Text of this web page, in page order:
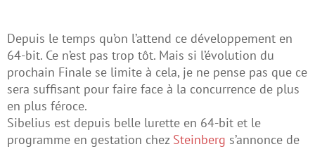
Depuis le temps qu’on l’attend ce développement en
64-bit. Ce n’est pas trop tôt. Mais si l’évolution du
prochain Finale se limite à cela, je ne pense pas que ce
sera suffisant pour faire face à la concurrence de plus
en plus féroce.
Sibelius est depuis belle lurette en 64-bit et le
programme en gestation chez Steinberg s’annonce de